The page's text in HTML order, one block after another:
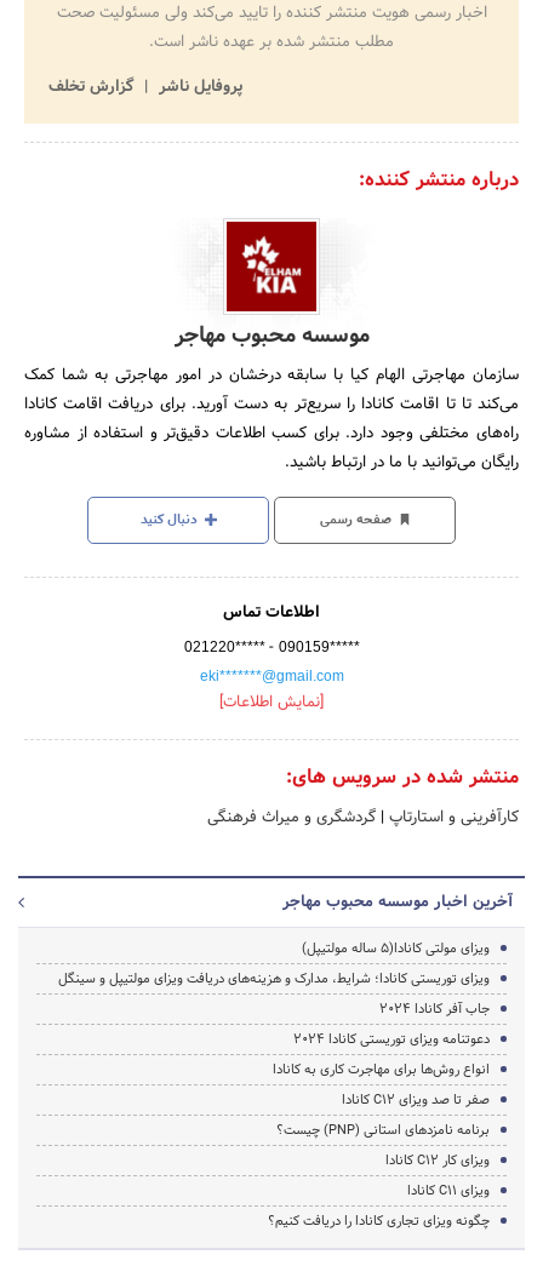
اخبار رسمی هویت منتشر کننده را تایید می‌کند ولی مسئولیت صحت
مطلب منتشر شده بر عهده ناشر است.
پروفایل ناشر
گزارش تخلف
درباره منتشر کننده:
موسسه محبوب مهاجر
سازمان مهاجرتی الهام کیا با سابقه درخشان در امور مهاجرتی به شما کمک
می‌کند تا تا اقامت کانادا را سریع‌تر به دست آورید. برای دریافت اقامت کانادا
راه‌های مختلفی وجود دارد. برای کسب اطلاعات دقیق‌تر و استفاده از مشاوره
رایگان می‌توانید با ما در ارتباط باشید.
صفحه رسمی دنبال کنید
اطلاعات تماس
021220***** - 090159*****
eki*******@gmail.com
[نمایش اطلاعات]
منتشر شده در سرویس های:
کارآفرینی و استارتاپ | گردشگری و میراث فرهنگی
آخرین اخبار موسسه محبوب مهاجر
ویزای مولتی کانادا(5 ساله مولتیپل)
ویزای توریستی کانادا؛ شرایط، مدارک و هزینه‌های دریافت ویزای مولتیپل و سینگل
جاب آفر کانادا 2024
دعوتنامه ویزای توریستی کانادا 2024
انواع روش‌ها برای مهاجرت کاری به کانادا
صفر تا صد ویزای C12 کانادا
برنامه نامزدهای استانی (PNP) چیست؟
ویزای کار C12 کانادا
ویزای C11 کانادا
چگونه ویزای تجاری کانادا را دریافت کنیم؟